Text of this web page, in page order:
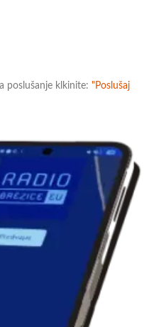
poslušanje klkinite: "Poslušaj